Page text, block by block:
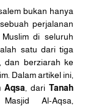
bukan hanya
perjalanan
di seluruh
satu dari tiga
dan berziarah ke
Dalam artikel ini,
Aqsa , dariTanah
Al-Aqsa,